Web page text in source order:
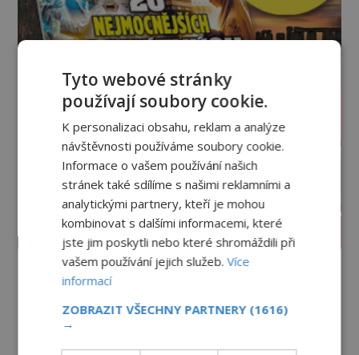
PROLISTOVAT ČASOPIS
Tyto webové stránky
používají soubory cookie.
K personalizaci obsahu, reklam a analýze
návštěvnosti používáme soubory cookie.
Informace o vašem používání našich
stránek také sdílíme s našimi reklamními a
analytickými partnery, kteří je mohou
kombinovat s dalšími informacemi, které
jste jim poskytli nebo které shromáždili při
vašem používání jejich služeb.Více
informací
ZOBRAZIT VŠECHNY PARTNERY (1616)
→